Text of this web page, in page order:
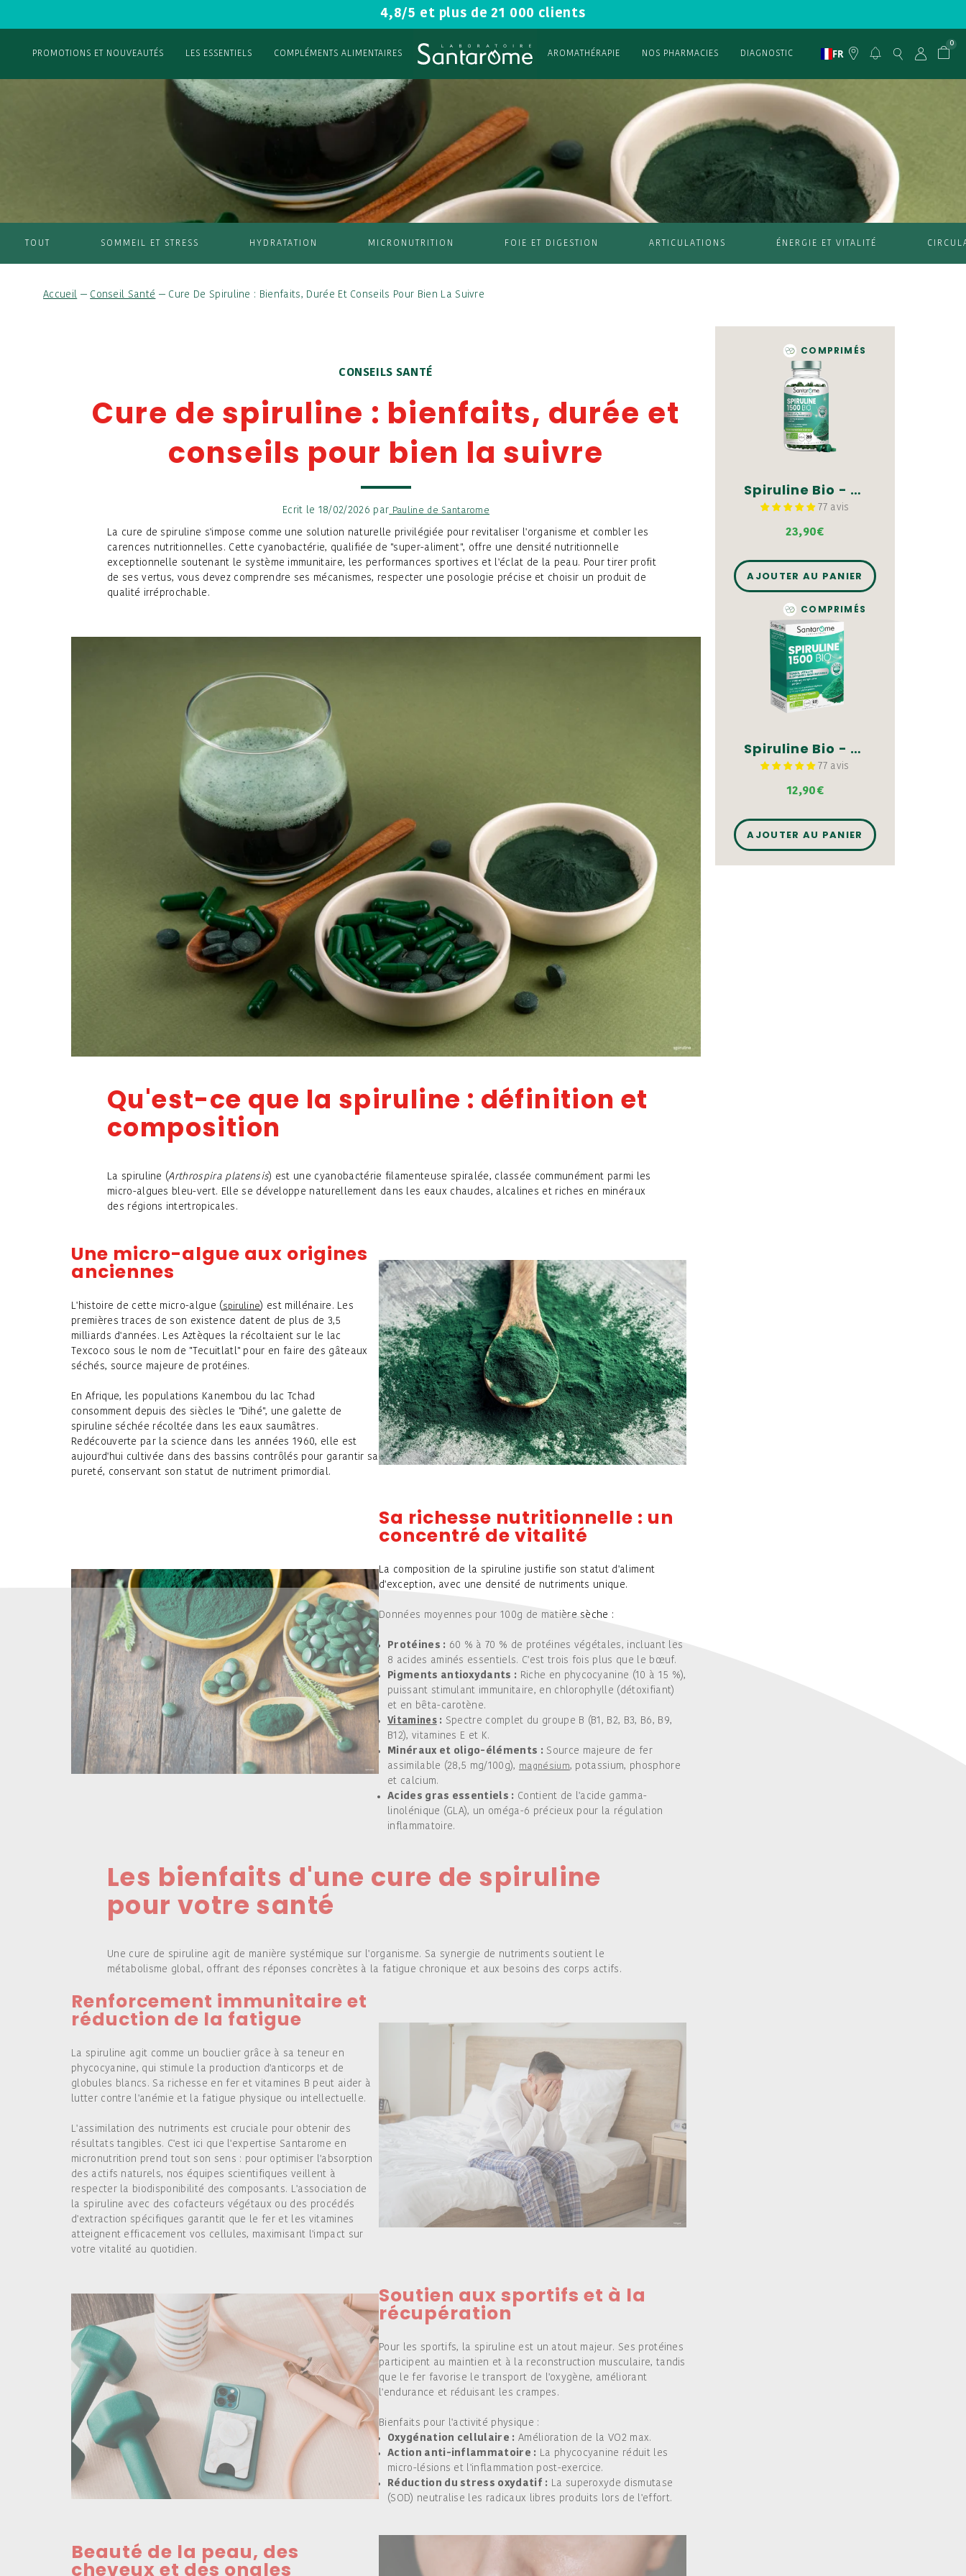
4,8/5 et plus de 21 000 clients
PROMOTIONS ET NOUVEAUTÉS LES ESSENTIELS COMPLÉMENTS ALIMENTAIRES AROMATHÉRAPIE NOS PHARMACIES DIAGNOSTIC FR
0
TOUT SOMMEIL ET STRESS HYDRATATION MICRONUTRITION FOIE ET DIGESTION ARTICULATIONS ÉNERGIE ET VITALITÉ
Accueil — Conseil Santé — Cure De Spiruline : Bienfaits, Durée Et Conseils Pour Bien La Suivre
CONSEILS SANTÉ
Cure de spiruline : bienfaits, durée et
conseils pour bien la suivre
Ecrit le 18/02/2026 par Pauline de Santarome
La cure de spiruline s'impose comme une solution naturelle privilégiée pour revitaliser l'organisme et combler les
carences nutritionnelles. Cette cyanobactérie, qualifiée de "super-aliment", offre une densité nutritionnelle
exceptionnelle soutenant le système immunitaire, les performances sportives et l'éclat de la peau. Pour tirer profit
de ses vertus, vous devez comprendre ses mécanismes, respecter une posologie précise et choisir un produit de
qualité irréprochable.
Qu'est-ce que la spiruline : définition et
composition
La spiruline (Arthrospira platensis) est une cyanobactérie filamenteuse spiralée, classée communément parmi les
micro-algues bleu-vert. Elle se développe naturellement dans les eaux chaudes, alcalines et riches en minéraux
des régions intertropicales.
Une micro-algue aux origines
anciennes
L'histoire de cette micro-algue ( spiruline) est millénaire. Les
premières traces de son existence datent de plus de 3,5
milliards d'années. Les Aztèques la récoltaient sur le lac
Texcoco sous le nom de "Tecuitlatl" pour en faire des gâteaux
séchés, source majeure de protéines.
En Afrique, les populations Kanembou du lac Tchad
consomment depuis des siècles le "Dihé", une galette de
spiruline séchée récoltée dans les eaux saumâtres.
Redécouverte par la science dans les années 1960, elle est
aujourd'hui cultivée dans des bassins contrôlés pour garantir sa
pureté, conservant son statut de nutriment primordial.
Sa richesse nutritionnelle : un
concentré de vitalité
La composition de la spiruline justifie son statut d'aliment
d'exception, avec une densité de nutriments unique.
Données moyennes pour 100g de matière sèche :
Protéines : 60 % à 70 % de protéines végétales, incluant les
8 acides aminés essentiels. C'est trois fois plus que le bœuf.
Pigments antioxydants : Riche en phycocyanine (10 à 15 %),
puissant stimulant immunitaire, en chlorophylle (détoxifiant)
et en bêta-carotène.
Vitamines: Spectre complet du groupe B (B1, B2, B3, B6, B9,
B12), vitamines E et K.
Minéraux et oligo-éléments : Source majeure de fer
assimilable (28,5 mg/100g), magnésium, potassium, phosphore
et calcium.
Acides gras essentiels : Contient de l'acide gamma-
linolénique (GLA), un oméga-6 précieux pour la régulation
inflammatoire.
Les bienfaits d'une cure de spiruline
pour votre santé
Une cure de spiruline agit de manière systémique sur l'organisme. Sa synergie de nutriments soutient le
métabolisme global, offrant des réponses concrètes à la fatigue chronique et aux besoins des corps actifs.
Renforcement immunitaire et
réduction de la fatigue
La spiruline agit comme un bouclier grâce à sa teneur en
phycocyanine, qui stimule la production d'anticorps et de
globules blancs. Sa richesse en fer et vitamines B peut aider à
lutter contre l'anémie et la fatigue physique ou intellectuelle.
L'assimilation des nutriments est cruciale pour obtenir des
résultats tangibles. C'est ici que l'expertise Santarome en
micronutrition prend tout son sens : pour optimiser l'absorption
des actifs naturels, nos équipes scientifiques veillent à
respecter la biodisponibilité des composants. L'association de
la spiruline avec des cofacteurs végétaux ou des procédés
d'extraction spécifiques garantit que le fer et les vitamines
atteignent efficacement vos cellules, maximisant l'impact sur
votre vitalité au quotidien.
Soutien aux sportifs et à la
récupération
Pour les sportifs, la spiruline est un atout majeur. Ses protéines
participent au maintien et à la reconstruction musculaire, tandis
que le fer favorise le transport de l'oxygène, améliorant
l'endurance et réduisant les crampes.
Bienfaits pour l'activité physique :
Oxygénation cellulaire : Amélioration de la VO2 max.
Action anti-inflammatoire : La phycocyanine réduit les
micro-lésions et l'inflammation post-exercice.
Réduction du stress oxydatif : La superoxyde dismutase
(SOD) neutralise les radicaux libres produits lors de l'effort.
Beauté de la peau, des
cheveux et des ongles
COMPRIMÉS
Spiruline Bio - 200 comprimés
77 avis
23,90€
AJOUTER AU PANIER
COMPRIMÉS
Spiruline Bio - 60 comprimés
77 avis
12,90€
AJOUTER AU PANIER